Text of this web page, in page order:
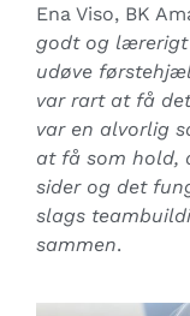
Ena Viso, BK
godt og lærerigt
udøve
var rart at få
var en alvorlig
at få som hold,
sider og det
slags
sammen.